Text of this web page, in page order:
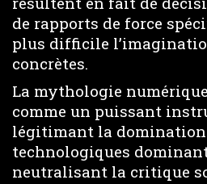
de rapports de force
plus difficile
concrètes.
La mythologie
comme un puissant
légitimant la domination
technologiques
neutralisant la critique